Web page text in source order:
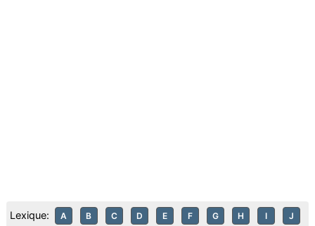
Lexique: A B C D E F G H I J